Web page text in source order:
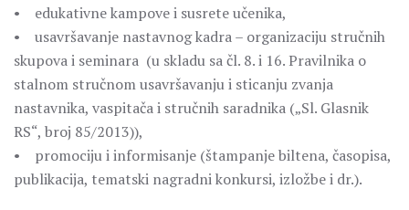
• edukativne kampove i susrete učenika,
• usavršavanje nastavnog kadra – organizaciju stručnih
skupova i seminara (u skladu sa čl. 8. i 16. Pravilnika o
stalnom stručnom usavršavanju i sticanju zvanja
nastavnika, vaspitača i stručnih saradnika („Sl. Glasnik
RS“, broj 85/2013)),
• promociju i informisanje (štampanje biltena, časopisa,
publikacija, tematski nagradni konkursi, izložbe i dr.).